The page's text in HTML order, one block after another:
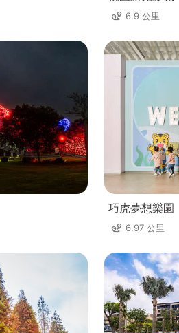
6.9 公里
巧虎夢想樂園
6.97 公里